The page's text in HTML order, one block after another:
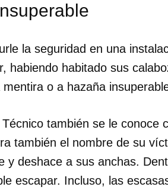
primero has de iniciar sesión
INICIAR SESIÓN
la seguridad en una
habiendo habitado sus
o a hazaña
también se le conoce
también el nombre de su
y deshace a sus anchas.
escapar. Incluso, las